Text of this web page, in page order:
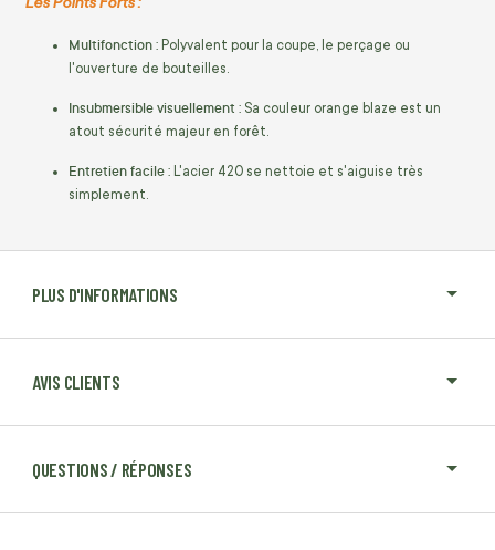
PLUS D'INFORMATIONS
AVIS CLIENTS
QUESTIONS / RÉPONSES
Multifonction : Polyvalent pour la coupe, le perçage ou
l'ouverture de bouteilles.
Insubmersible visuellement : Sa couleur orange blaze est un
atout sécurité majeur en forêt.
Entretien facile : L'acier 420 se nettoie et s'aiguise très
simplement.